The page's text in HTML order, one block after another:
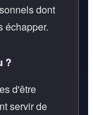
dont
échapper.
?
d'être
servir de